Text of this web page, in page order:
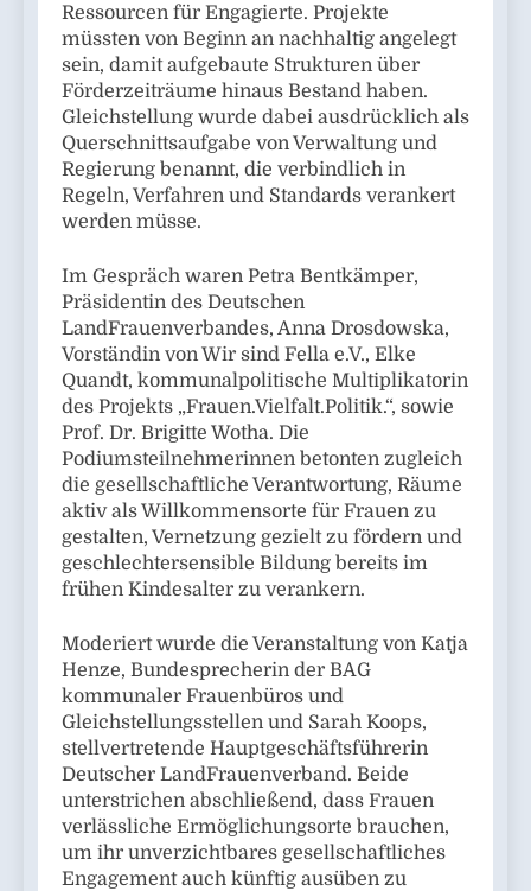
Ressourcen für Engagierte. Projekte
müssten von Beginn an nachhaltig angelegt
sein, damit aufgebaute Strukturen über
Förderzeiträume hinaus Bestand haben.
Gleichstellung wurde dabei ausdrücklich als
Querschnittsaufgabe von Verwaltung und
Regierung benannt, die verbindlich in
Regeln, Verfahren und Standards verankert
werden müsse.
Im Gespräch waren Petra Bentkämper,
Präsidentin des Deutschen
LandFrauenverbandes, Anna Drosdowska,
Vorständin von Wir sind Fella e.V., Elke
Quandt, kommunalpolitische Multiplikatorin
des Projekts „Frauen.Vielfalt.Politik.“, sowie
Prof. Dr. Brigitte Wotha. Die
Podiumsteilnehmerinnen betonten zugleich
die gesellschaftliche Verantwortung, Räume
aktiv als Willkommensorte für Frauen zu
gestalten, Vernetzung gezielt zu fördern und
geschlechtersensible Bildung bereits im
frühen Kindesalter zu verankern.
Moderiert wurde die Veranstaltung von Katja
Henze, Bundesprecherin der BAG
kommunaler Frauenbüros und
Gleichstellungsstellen und Sarah Koops,
stellvertretende Hauptgeschäftsführerin
Deutscher LandFrauenverband. Beide
unterstrichen abschließend, dass Frauen
verlässliche Ermöglichungsorte brauchen,
um ihr unverzichtbares gesellschaftliches
Engagement auch künftig ausüben zu